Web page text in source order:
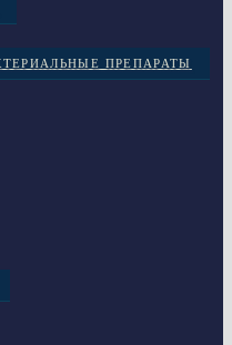
ПРЕПАРАТЫ